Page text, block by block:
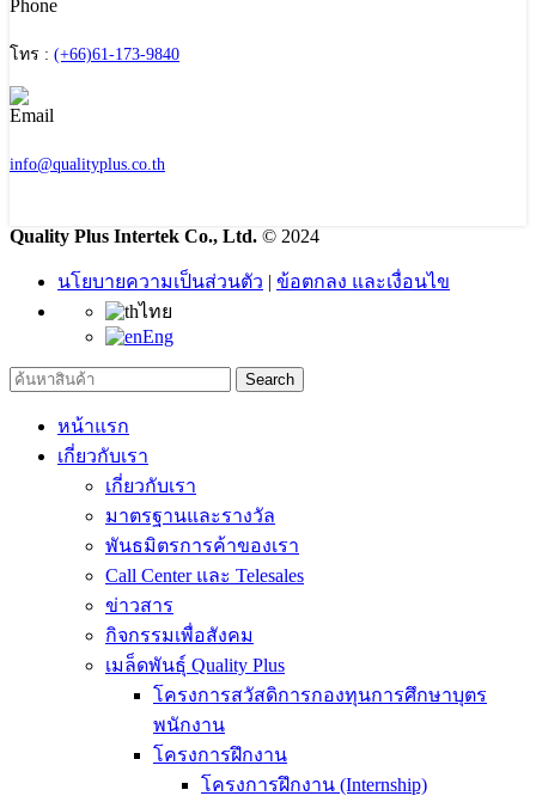
โทร : (+66)61-173-9840
info@qualityplus.co.th
Quality Plus Intertek Co., Ltd. © 2024
นโยบายความเป็นส่วนตัว | ข้อตกลง และเงื่อนไข
ไทย
Eng
Search
หน้าแรก
เกี่ยวกับเรา
เกี่ยวกับเรา
มาตรฐานและรางวัล
พันธมิตรการค้าของเรา
Call Center และ Telesales
ข่าวสาร
กิจกรรมเพื่อสังคม
เมล็ดพันธุ์ Quality Plus
โครงการสวัสดิการกองทุนการศึกษาบุตร
พนักงาน
โครงการฝึกงาน
โครงการฝึกงาน (Internship)